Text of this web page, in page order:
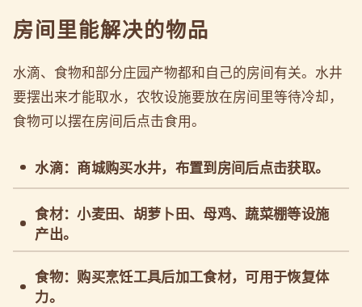
房间里能解决的物品
水滴、食物和部分庄园产物都和自己的房间有关。水井
要摆出来才能取水，农牧设施要放在房间里等待冷却，
食物可以摆在房间后点击食用。
水滴：商城购买水井，布置到房间后点击获取。
食材：小麦田、胡萝卜田、母鸡、蔬菜棚等设施
产出。
食物：购买烹饪工具后加工食材，可用于恢复体
力。